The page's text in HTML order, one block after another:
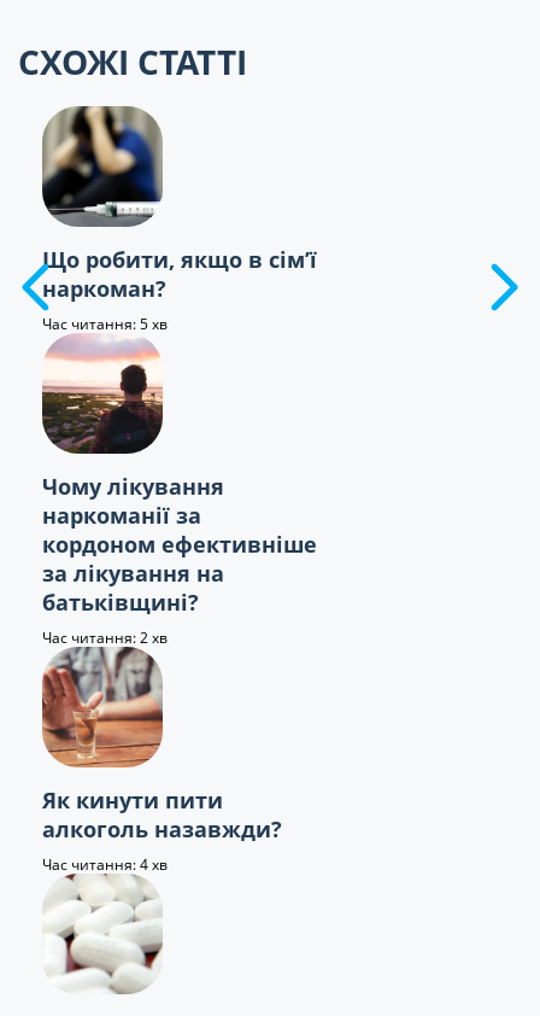
СХОЖІ СТАТТІ
Що робити, якщо в сім’ї
наркоман?
Час читання: 5 хв
Чому лікування
наркоманії за
кордоном ефективніше
за лікування на
батьківщині?
Час читання: 2 хв
Як кинути пити
алкоголь назавжди?
Час читання: 4 хв